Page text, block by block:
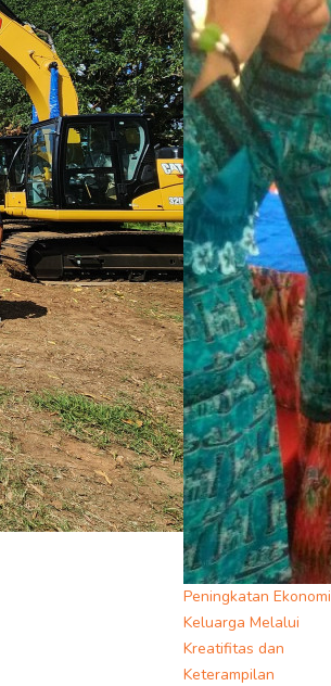
Peningkatan Ekonomi
Keluarga Melalui
Kreatifitas dan
Keterampilan